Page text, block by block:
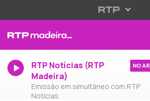
RTP Notícias (RTP
Madeira)
Emissão em simultâneo com RTP
Notícias
NO AR